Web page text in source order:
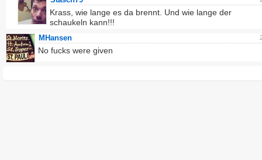
Krass, wie lange es da brennt. Und wie lange der
schaukeln kann!!!
MHansen
No fucks were given